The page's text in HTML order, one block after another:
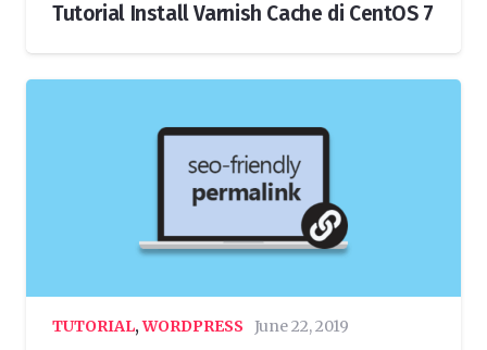
Tutorial Install Varnish Cache di CentOS 7
TUTORIAL,WORDPRESS June 22, 2019